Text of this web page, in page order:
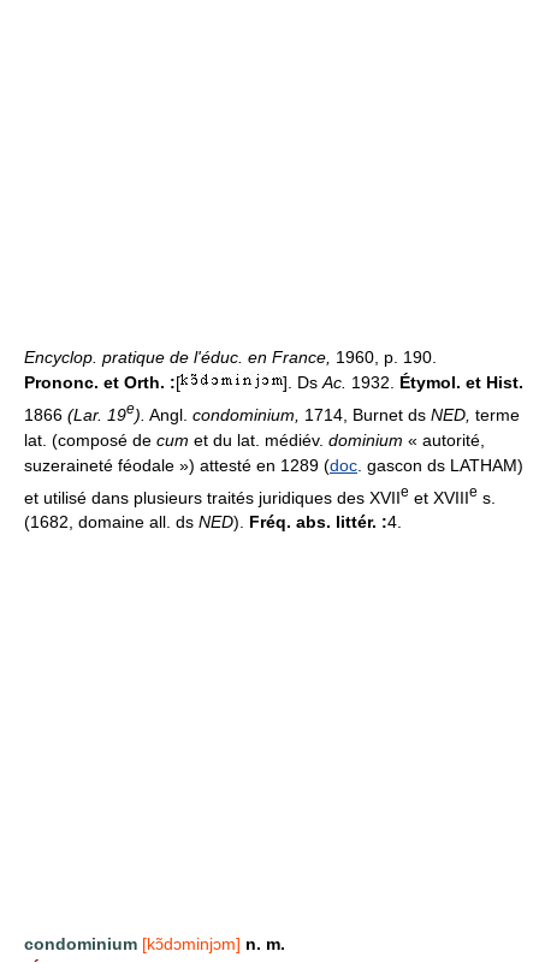
Encyclop. pratique de l'éduc. en France, 1960, p. 190.
Prononc. et Orth. :[ ]. Ds Ac. 1932. Étymol. et Hist.
1866 (Lar. 19e). Angl. condominium, 1714, Burnet ds NED, terme
lat. (composé de cum et du lat. médiév. dominium « autorité,
suzeraineté féodale ») attesté en 1289 (doc . gascon ds LATHAM)
et utilisé dans plusieurs traités juridiques des XVIIe et XVIIIe s.
(1682, domaine all. ds NED). Fréq. abs. littér. :4.
condominium [kɔ̃dɔminjɔm] n. m.